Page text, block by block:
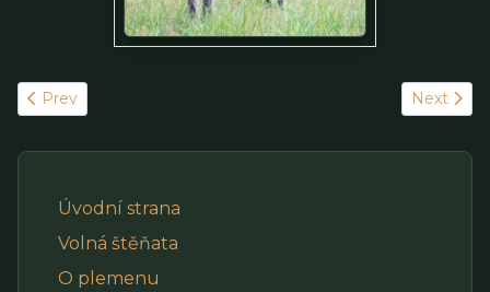
Previous article: Fotografie 20250728 - do stáří 13 týdnů
Prev Next
Next
Úvodní strana
Volná štěňata
O plemenu